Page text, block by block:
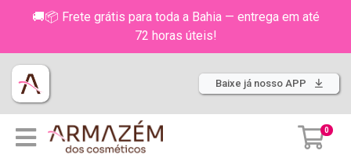
🚚📦 Frete grátis para toda a Bahia — entrega em até
72 horas úteis!
Baixe já nosso APP
0